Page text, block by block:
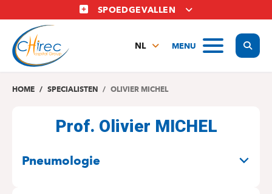
en
naar
inhoud
SPOEDGEVALLEN
MENU
NL
EN
HOME SPECIALISTEN OLIVIER MICHEL
Prof. Olivier MICHEL
Pneumologie